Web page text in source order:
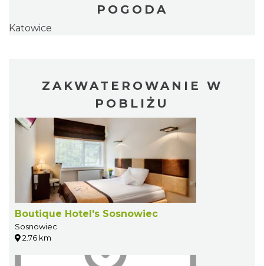
POGODA
Katowice
ZAKWATEROWANIE W
POBLIŻU
Boutique Hotel's Sosnowiec
Sosnowiec
2.76 km